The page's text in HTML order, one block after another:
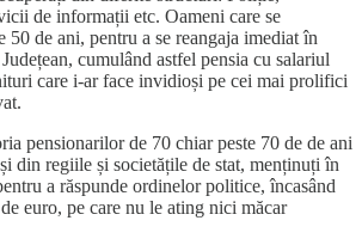
de informații etc. Oameni care se
50 de ani, pentru a se reangaja imediat în
cumulând astfel pensia cu salariul
care i-ar face invidioși pe cei mai prolifici
pensionarilor de 70 chiar peste 70 de de ani
din regiile și societățile de stat, menținuți în
a răspunde ordinelor politice, încasând
euro, pe care nu le ating nici măcar